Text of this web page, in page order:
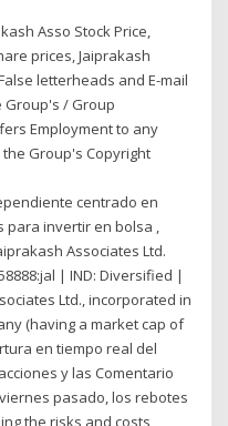
Asso Stock Price,
prices, Jaiprakash
letterheads and E-mail
Group's / Group
Employment to any
Group's Copyright
centrado en
para invertir en bolsa ,
Associates Ltd.
58888:jal | IND: Diversified |
Ltd., incorporated in
(having a market cap of
en tiempo real del
y las Comentario
pasado, los rebotes
the risks and costs